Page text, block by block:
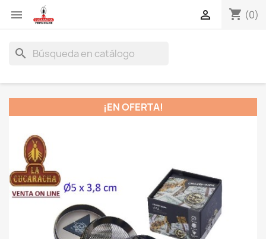
 shopping_cart (0)

search
¡EN OFERTA!